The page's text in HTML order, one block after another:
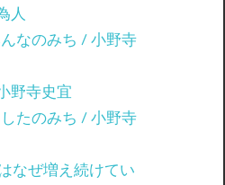
人
なのみち / 小野寺
野寺史宜
たのみち / 小野寺
なぜ増え続けてい